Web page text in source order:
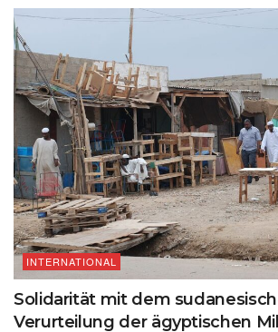
INTERNATIONAL
Solidarität mit dem
Verurteilung der ägyptischen